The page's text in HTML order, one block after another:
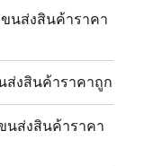
นส่งสินค้าราคา
ส่งสินค้าราคาถูก
นส่งสินค้าราคา